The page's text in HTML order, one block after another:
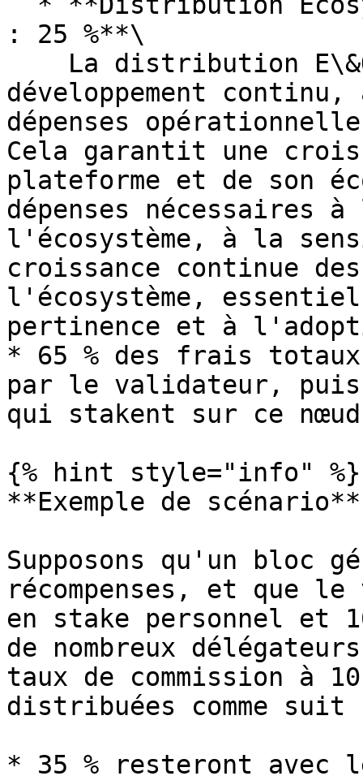
: 25 %**\
développement
dépenses
Cela garantit une
plateforme et de son
dépenses nécessaires
l'écosystème, à la
croissance continue
l'écosystème,
pertinence et à
* 65 % des frais
par le validateur, puis
qui stakent sur ce
{% hint style="info" %}
**Exemple de scénario**
Supposons qu'un bloc
récompenses, et que
en stake personnel et
de nombreux
taux de commission à
distribuées comme suit
* 35 % resteront avec